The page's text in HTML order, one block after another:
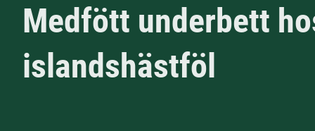
Medfött underbett
islandshästföl